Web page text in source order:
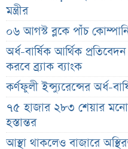
মন্ত্রীর
০৬ আগস্ট ব্লকে পাঁচ
অর্ধ-বার্ষিক আর্থিক
করবে ব্র্যাক ব্যাংক
কর্ণফুলী ইন্স্যুরেন্সের অর্ধ-
৭৫ হাজার ২৮৩ শেয়ার
হস্তান্তর
আস্থা থাকলেও বাজারে